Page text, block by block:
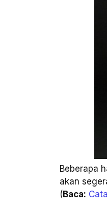
Beberapa
akan
(Baca: